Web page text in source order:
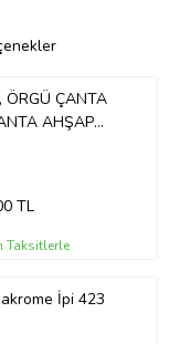
ÖRGÜ ÇANTA
AHŞAP
TL
Taksitlerle
İpi 423